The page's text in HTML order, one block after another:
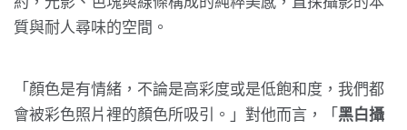
質與耐人尋味的空間。
「顏色是有情緒，不論是高彩度或是低飽和度，我們都
會被彩色照片裡的顏色所吸引。」對他而言，「 黑白攝